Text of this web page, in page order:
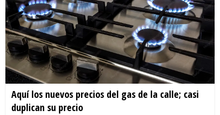
Aquí los nuevos precios del gas de la calle; casi
duplican su precio